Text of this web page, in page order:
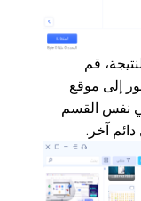
قم
إلى موقع
نفس القسم
آخر.